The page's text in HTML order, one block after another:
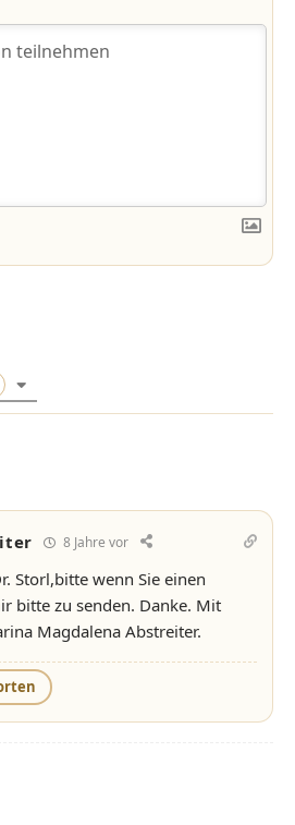
8 Jahre vor
Storl,bitte wenn Sie einen
bitte zu senden. Danke. Mit
Magdalena Abstreiter.